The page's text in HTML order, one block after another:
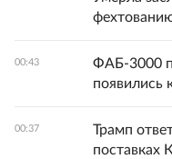
00:43
ФАБ-3000
появились
00:37
Трамп
поставках